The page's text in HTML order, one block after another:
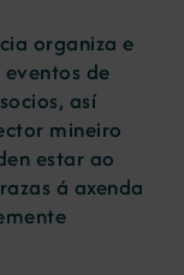
organiza e
de
así
mineiro
estar ao
á axenda